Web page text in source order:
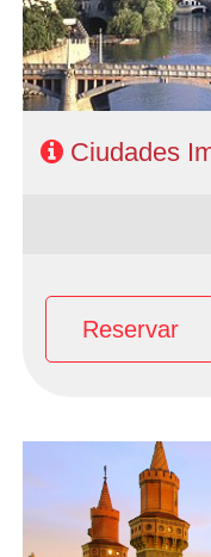
Oceanía
Ofertas Larga distancia
Ciudades
Reservar
- Salidas: Lunes
- Ruta: 2 noches
- Categoría hotelera:
- Régimen: